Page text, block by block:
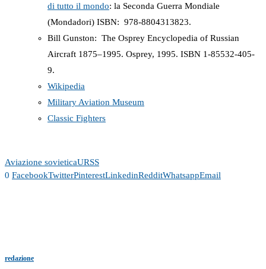
di tutto il mondo: la Seconda Guerra Mondiale
(Mondadori) ISBN: ‎ 978-8804313823.
Bill Gunston: The Osprey Encyclopedia of Russian
Aircraft 1875–1995. Osprey, 1995. ISBN 1-85532-405-
9.
Wikipedia
Military Aviation Museum
Classic Fighters
Aviazione sovieticaURSS
0 FacebookTwitterPinterestLinkedinRedditWhatsappEmail
redazione